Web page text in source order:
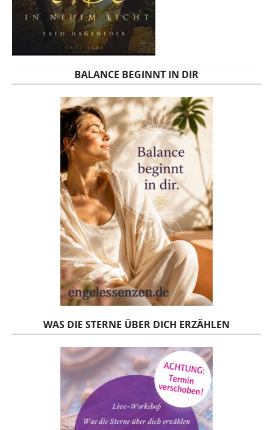
BALANCE BEGINNT IN DIR
WAS DIE STERNE ÜBER DICH ERZÄHLEN